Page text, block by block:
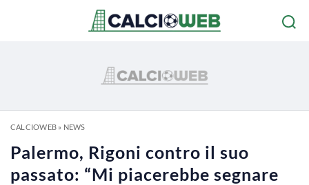
CALCIOWEB» NEWS
Palermo, Rigoni contro il suo
passato: “Mi piacerebbe segnare